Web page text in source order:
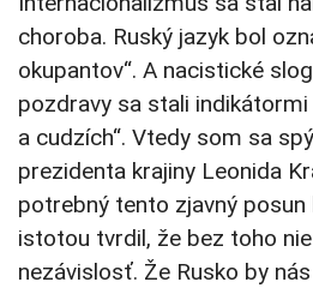
choroba. Ruský jazyk bol
okupantov“. A nacistické
pozdravy sa stali indikátormi
a cudzích“. Vtedy som sa
prezidenta krajiny Leonida
potrebný tento zjavný posun
istotou tvrdil, že bez toho
nezávislosť. Že Rusko by